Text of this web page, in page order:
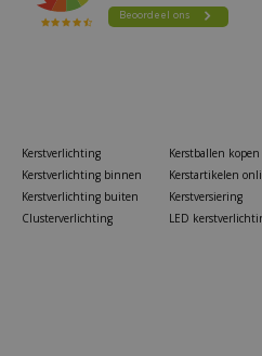
Kerstverlichting
Kerstverlichting binnen
Kerstverlichting buiten
Clusterverlichting
Kerstballen kopen
Kerstartikelen
Kerstversiering
LED